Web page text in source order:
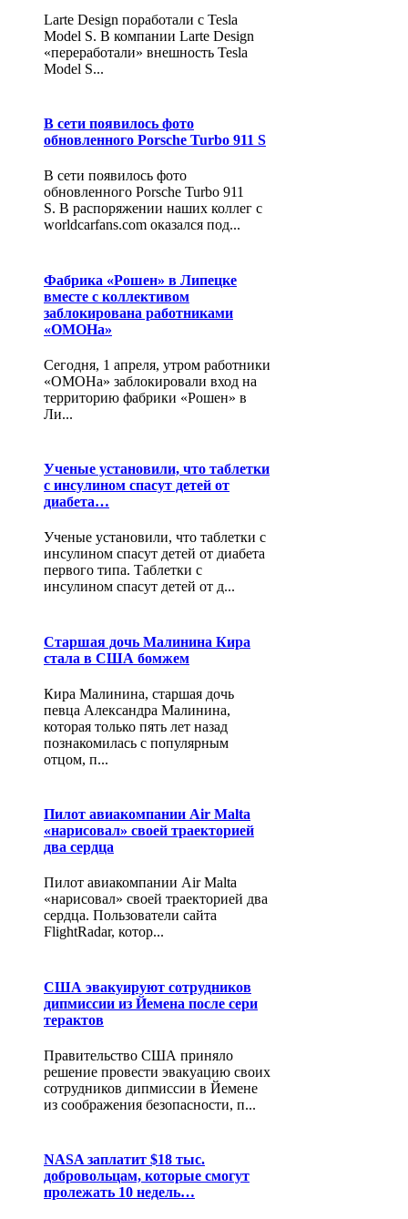
Larte Design поработали с Tesla
Model S. В компании Larte Design
«переработали» внешность Tesla
Model S...
В сети появилось фото
обновленного Porsche Turbo 911 S
В сети появилось фото
обновленного Porsche Turbo 911
S. В распоряжении наших коллег с
worldcarfans.com оказался под...
Фабрика «Рошен» в Липецке
вместе с коллективом
заблокирована работниками
«ОМОНа»
Сегодня, 1 апреля, утром работники
«ОМОНа» заблокировали вход на
территорию фабрики «Рошен» в
Ли...
Ученые установили, что таблетки
с инсулином спасут детей от
диабета…
Ученые установили, что таблетки с
инсулином спасут детей от диабета
первого типа. Таблетки с
инсулином спасут детей от д...
Старшая дочь Малинина Кира
стала в США бомжем
Кира Малинина, старшая дочь
певца Александра Малинина,
которая только пять лет назад
познакомилась с популярным
отцом, п...
Пилот авиакомпании Air Malta
«нарисовал» своей траекторией
два сердца
Пилот авиакомпании Air Malta
«нарисовал» своей траекторией два
сердца. Пользователи сайта
FlightRadar, котор...
США эвакуируют сотрудников
дипмиссии из Йемена после сери
терактов
Правительство США приняло
решение провести эвакуацию своих
сотрудников дипмиссии в Йемене
из соображения безопасности, п...
NASA заплатит $18 тыс.
добровольцам, которые смогут
пролежать 10 недель…